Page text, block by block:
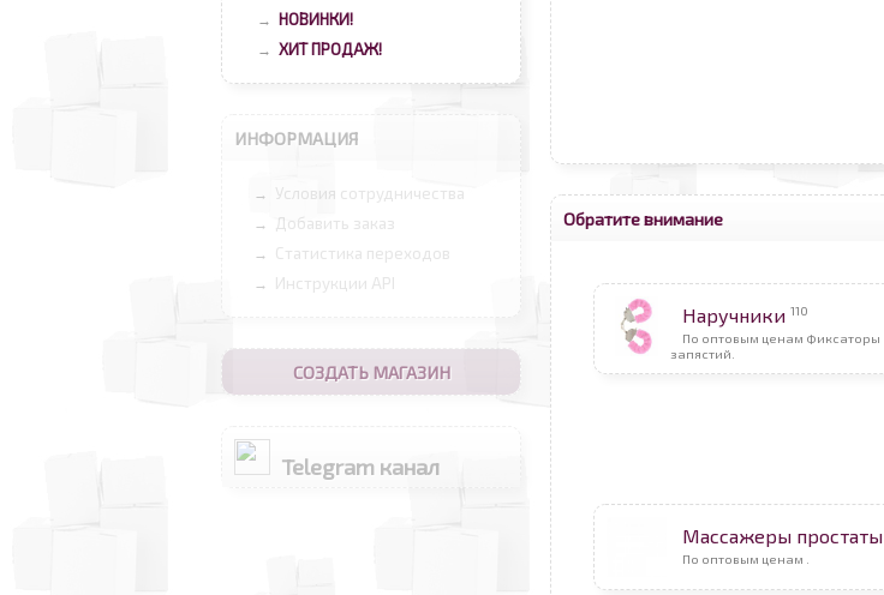
→ НОВИНКИ!
→ ХИТ ПРОДАЖ!
ИНФОРМАЦИЯ
→ Условия сотрудничества
→ Добавить заказ
→ Статистика переходов
→ Инструкции API
СОЗДАТЬ МАГАЗИН
Telegram канал
Обратите внимание
Наручники 110
По оптовым ценам Фиксаторы
запястий.
Массажеры простаты
По оптовым ценам .